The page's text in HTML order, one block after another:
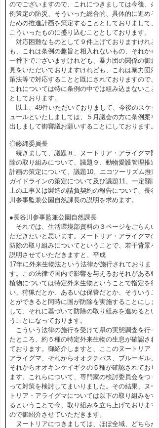
のでございますので、これにつきましては今後、条
例策定の防災、そういった総合的、具体的に進める
ための推進計画を策定することとしておりまして、
こういったものに盛り込むこととしております。
対応困難なものとして９件上げておりますけれど
も、これは条例の趣旨と相入れないもの、それから
一番下でございますけれども、暴力団の関係の御意
見をいただいておりますけれども、これは暴力団対
策法等で対応することと既にされておりますので、
これについては特に条例の中では組み込まないこと
としております。
以上、49件いただいておりまして、今後のスケジ
ュールといたしましては、５月議会の方に条例案を
出しまして御審議お願いすることにしております。
◎藤縄委員長
続きまして、議題８、ヌートリア・アライグマ防
除の取り組みについて、議題９、動物愛護管理推進
計画の策定について、議題10、エコツーリズム推進
ガイドラインの策定について及び議題11、一定額以
上の工事又は製造の請負契約の報告について、長谷
川参事監兼公園自然課長の説明を求めます。
●長谷川参事監兼公園自然課長
それでは、生活環境部資料の３ページをごらんい
ただきたいと思います。ヌートリア・アライグマの
防除の取り組みについてということで、若干背景を
説明させていただきますと、平成
17年に外来生物法という法律が施行されておりま
す。この法律で国内で影響を与えるおそれがある動
植物については特定外来生物ということで指定を行
い、狩猟だとか、あるいは保管だとか、そういうこ
とができると同時に国が防除を実施することにしま
して、それに基づいて防除の取り組みを進めるとい
うことになっております。
こういう法律の施行を受けて県の実態調査を行っ
たところ、約５種の特定外来生物の生息が確認され
ております。御紹介しますと、ここのヌートリア・
アライグマ、それからオオクチバス、ブルーギル、
それからオオキンケイギクの５種が確認されており
ます。これらについて、専門家の検討委員会をつく
って対策を検討してまいりました。その結果、ヌー
トリア・アライグマについては以下の取り組みをす
るということで今、取り組みを立ち上げております
ので御紹介させていただきます。
ヌートリアにつきましては、ほぼ全域、どちらか